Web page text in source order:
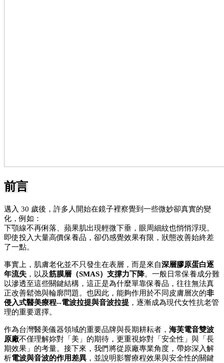
前言
邁入 30 歲後，許多人開始在鏡子裡察覺到一些微妙卻真實的變
化，例如：
下顎線不再俐落、蘋果肌出現輕微下垂，眼周細紋也悄悄浮現。
即使投入大量高價保養品，卻仍感覺效果有限，狀態改善始終差
了一點。
事實上，肌膚老化並不只發生在表層，而是來自深層膠原蛋白逐
年流失 ，以及筋膜層（SMAS）支撐力下降。一般日常保養成分難
以滲透至這些關鍵結構，這正是為什麼單靠保養品，往往無法真
正改善鬆弛與輪廓問題。也因此，能夠作用於不同皮膚層次的非
侵入式醫美療程--電波拉提與音波拉提 ，逐漸成為現代女性抗老管
理的重要選擇。
作為台灣醫美儀器領域的重要品牌與長期耕耘者， 海芙電音雙波
原廠不僅理解妳對「美」的期待，更重視妳對「安全性」與「長
期效果」的考量。接下來，我們將從原廠專業角度，帶妳深入解
析電波與音波的作用差異 ，並說明影響療程效果與安全性的關鍵